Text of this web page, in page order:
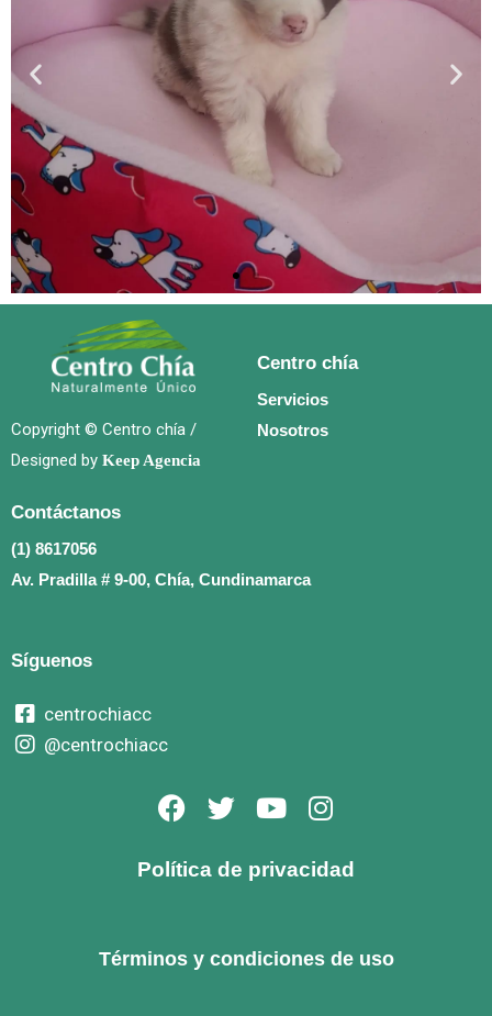
Copyright © Centro chía /
Designed by Keep Agencia
Centro chía
Servicios
Nosotros
Contáctanos
(1) 8617056
Av. Pradilla # 9-00, Chía, Cundinamarca
Síguenos
centrochiacc
@centrochiacc
F
a
c
e
o
T
w
i
t
r
Y
o
u
t
e
I
n
s
t
r
Política de privacidad
Términos y condiciones de uso